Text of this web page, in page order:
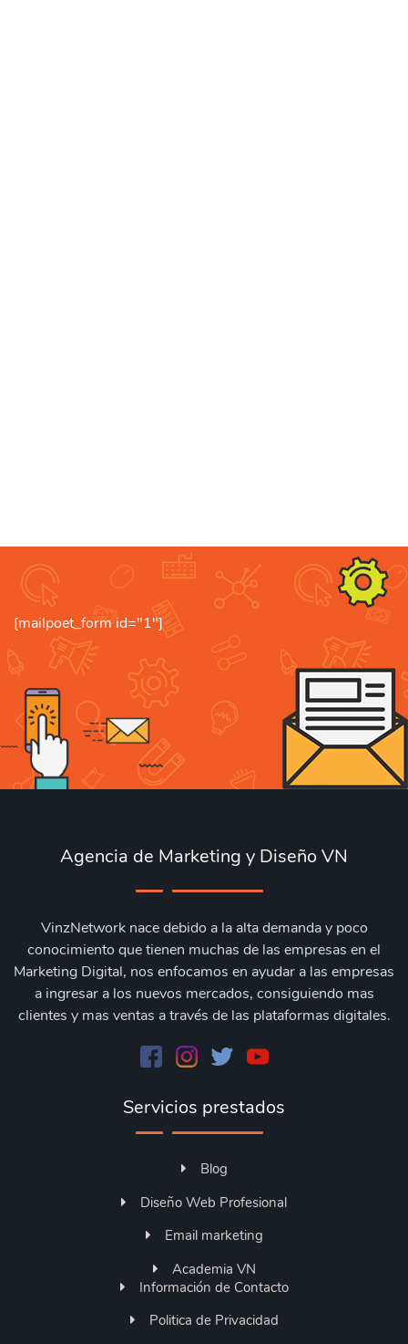
[mailpoet_form id="1"]
Agencia de Marketing y Diseño VN
VinzNetwork nace debido a la alta demanda y poco
conocimiento que tienen muchas de las empresas en el
Marketing Digital, nos enfocamos en ayudar a las empresas
a ingresar a los nuevos mercados, consiguiendo mas
clientes y mas ventas a través de las plataformas digitales.
Servicios prestados
Blog
Diseño Web Profesional
Email marketing
Academia VN
Información de Contacto
Politica de Privacidad